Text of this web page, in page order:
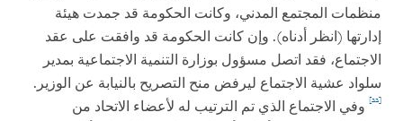
منظمات المجتمع المدني، وكانت الحكومة قد جمدت هيئة
إدارتها (انظر أدناه). وإن كانت الحكومة قد وافقت على عقد
الاجتماع، فقد اتصل مسؤول بوزارة التنمية الاجتماعية بمدير
سلواد عشية الاجتماع ليرفض منح التصريح بالنيابة عن الوزير.
[22]
وفي الاجتماع الذي تم الترتيب له لأعضاء الاتحاد من